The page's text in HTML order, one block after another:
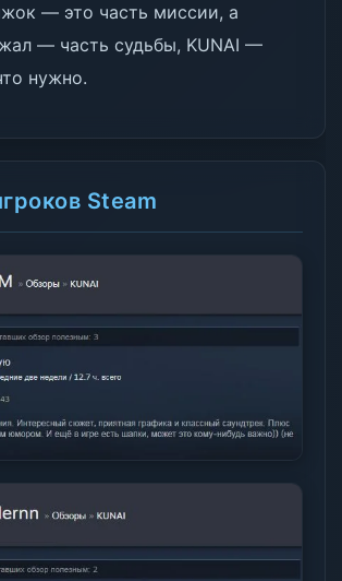
— это часть миссии, а
— часть судьбы, KUNAI —
нужно.
Steam